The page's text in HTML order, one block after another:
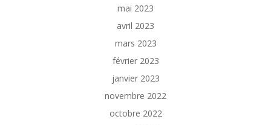
mai 2023
avril 2023
mars 2023
février 2023
janvier 2023
novembre 2022
octobre 2022